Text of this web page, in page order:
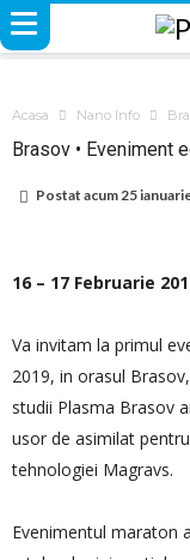
Acasa Nano Info
Brasov • Eveniment
Postat acum25
16 – 17 Februarie
Va invitam la primul
2019, in orasul
studii Plasma Brasov
usor de asimilat
tehnologiei Magravs.
Evenimentul maraton